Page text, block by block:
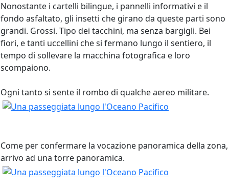
Nonostante i cartelli bilingue, i pannelli informativi e il
fondo asfaltato, gli insetti che girano da queste parti sono
grandi. Grossi. Tipo dei tacchini, ma senza bargigli. Bei
fiori, e tanti uccellini che si fermano lungo il sentiero, il
tempo di sollevare la macchina fotografica e loro
scompaiono.
Ogni tanto si sente il rombo di qualche aereo militare.
Come per confermare la vocazione panoramica della zona,
arrivo ad una torre panoramica.